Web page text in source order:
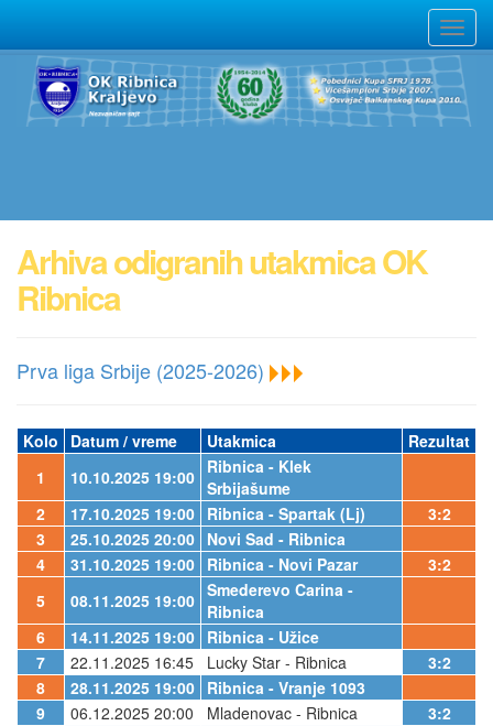
Arhiva odigranih utakmica OK
Ribnica
Prva liga Srbije (2025-2026)
Kolo Datum / vreme Utakmica
Rezultat
1
10.10.2025 19:00 Ribnica - Klek
Srbijašume
2
17.10.2025 19:00 Ribnica - Spartak (Lj)
3:2
3
25.10.2025 20:00 Novi Sad - Ribnica
4
31.10.2025 19:00 Ribnica - Novi Pazar
3:2
5
08.11.2025 19:00 Smederevo Carina -
Ribnica
6
14.11.2025 19:00 Ribnica - Užice
7
22.11.2025 16:45 Lucky Star - Ribnica
3:2
8
28.11.2025 19:00 Ribnica - Vranje 1093
9
06.12.2025 20:00 Mladenovac - Ribnica
3:2